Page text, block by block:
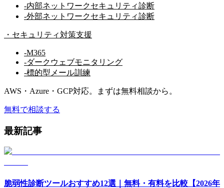
-内部ネットワークセキュリティ診断
-外部ネットワークセキュリティ診断
・ セキュリティ対策支援
-M365
-ダークウェブモニタリング
-標的型メール訓練
AWS・Azure・GCP対応。まずは無料相談から。
無料で相談する
最新記事
脆弱性診断ツールおすすめ12選｜無料・有料を比較【2026年